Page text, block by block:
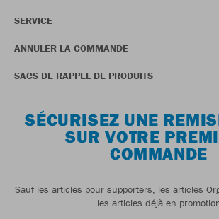
SERVICE
ANNULER LA COMMANDE
SACS DE RAPPEL DE PRODUITS
SÉCURISEZ UNE
SUR VOTRE
COMMANDE
Sauf les articles pour supporters, les articles
les articles déjà en